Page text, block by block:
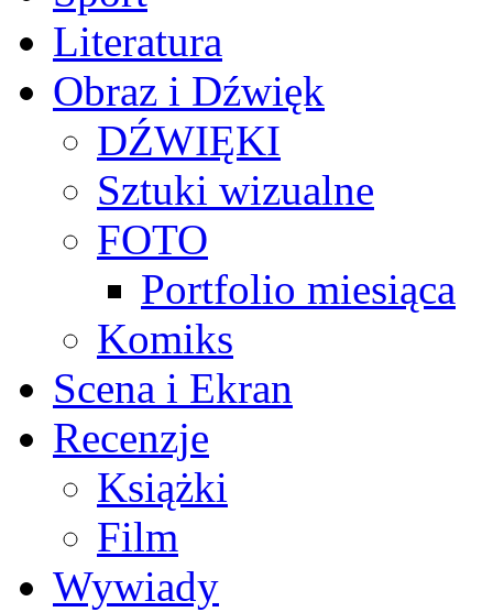
Literatura
Obraz i Dźwięk
DŹWIĘKI
Sztuki wizualne
FOTO
Portfolio miesiąca
Komiks
Scena i Ekran
Recenzje
Książki
Film
Wywiady